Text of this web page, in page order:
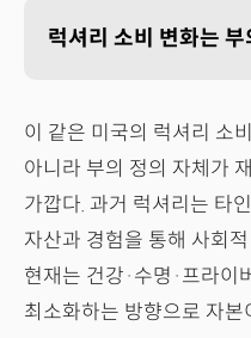
럭셔리 소비 변화는
이 같은 미국의 럭셔리 소
아니라 부의 정의 자체가
가깝다. 과거 럭셔리는 타
자산과 경험을 통해 사회
현재는 건강·수명·프라이
최소화하는 방향으로 자본